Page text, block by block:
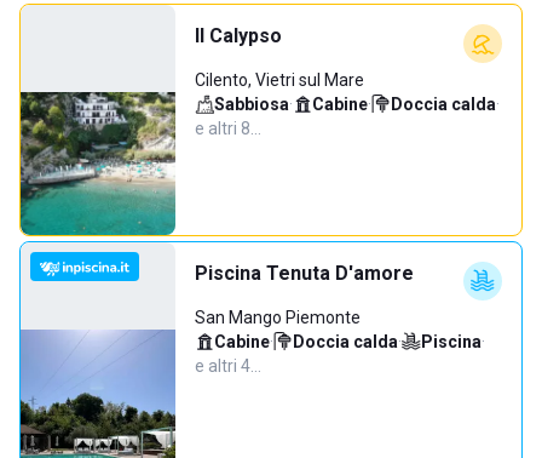
Il Calypso
Cilento, Vietri sul Mare
Sabbiosa· Cabine· Doccia calda·
e altri 8…
Piscina Tenuta D'amore
San Mango Piemonte
Cabine· Doccia calda· Piscina·
e altri 4…